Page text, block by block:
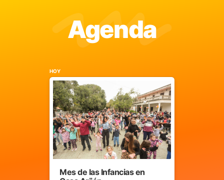
Agenda
HOY
Mes de las Infancias en